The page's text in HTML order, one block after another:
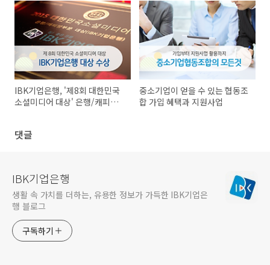
IBK기업은행, '제8회 대한민국
소셜미디어 대상' 은행/캐피탈
중소기업이 얻을 수 있는 협동조
합 가입 혜택과 지원사업
댓글
IBK기업은행
생활 속 가치를 더하는, 유용한 정보가 가득한 IBK기업은
행 블로그
구독하기